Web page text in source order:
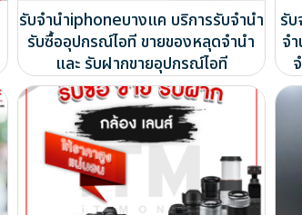
รับจำนำiphoneบางแค บริการรับจำนำ
รับซื้ออุปกรณ์ไอที ขายของหลุดจำนำ
และ รับฝากขายอุปกรณ์ไอที
รั
จ